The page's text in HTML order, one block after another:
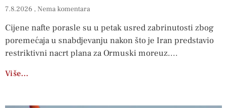
7.8.2026 Nema komentara
Cijene nafte porasle su u petak usred zabrinutosti zbog
poremećaja u snabdjevanju nakon što je Iran predstavio
restriktivni nacrt plana za Ormuski moreuz.
Više…